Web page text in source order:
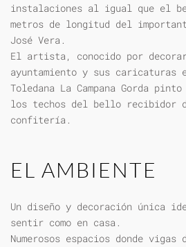
instalaciones al igual que el
metros de longitud del
José Vera.
El artista, conocido por
ayuntamiento y sus
Toledana La Campana Gorda
los techos del bello recibidor
confitería.
EL AMBIENTE
Un diseño y decoración única
sentir como en casa.
Numerosos espacios donde